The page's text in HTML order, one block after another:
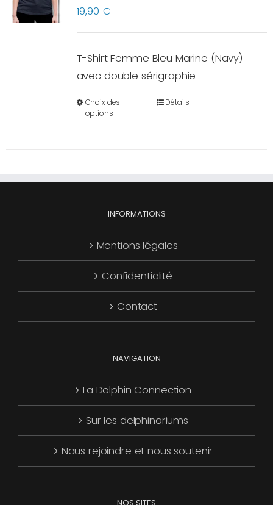
choisies
page
du
produit
19,90 €
T-Shirt Femme Bleu Marine (Navy)
avec double sérigraphie
Choix des
options
Ce
options
être
choisies
sur
produit
Détails
INFORMATIONS
Mentions légales
Confidentialité
Contact
NAVIGATION
La Dolphin Connection
Sur les delphinariums
Nous rejoindre et nous soutenir